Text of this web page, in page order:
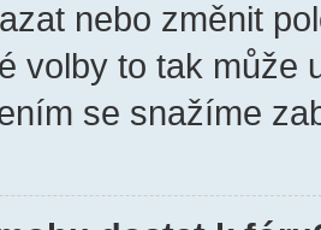
nebo změnit
volby to tak může
se snažíme